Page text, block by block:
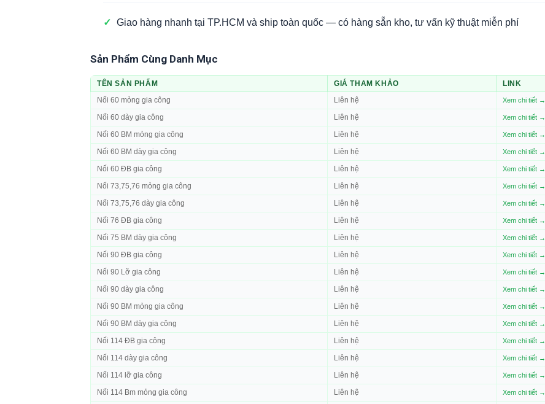
✓ Giao hàng nhanh tại TP.HCM và ship toàn quốc — có hàng sẵn kho, tư vấn kỹ thuật miễn phí
Sản Phẩm Cùng Danh Mục
TÊN SẢN PHẨM GIÁ THAM KHẢO
LINK
Nối 60 mỏng gia công
Liên hệ Xem chi tiết →
Nối 60 dày gia công Liên hệ Xem chi tiết →
Nối 60 BM mỏng gia công Liên hệ Xem chi tiết →
Nối 60 BM dày gia công Liên hệ Xem chi tiết →
Nối 60 ĐB gia công Liên hệ Xem chi tiết →
Nối 73,75,76 mỏng gia công Liên hệ Xem chi tiết →
Nối 73,75,76 dày gia công Liên hệ Xem chi tiết →
Nối 76 ĐB gia công Liên hệ Xem chi tiết →
Nối 75 BM dày gia công Liên hệ Xem chi tiết →
Nối 90 ĐB gia công Liên hệ Xem chi tiết →
Nối 90 Lỡ gia công Liên hệ Xem chi tiết →
Nối 90 dày gia công Liên hệ Xem chi tiết →
Nối 90 BM mỏng gia công Liên hệ Xem chi tiết →
Nối 90 BM dày gia công Liên hệ Xem chi tiết →
Nối 114 ĐB gia công Liên hệ Xem chi tiết →
Nối 114 dày gia công Liên hệ Xem chi tiết →
Nối 114 lỡ gia công Liên hệ Xem chi tiết →
Nối 114 Bm mỏng gia công Liên hệ Xem chi tiết →